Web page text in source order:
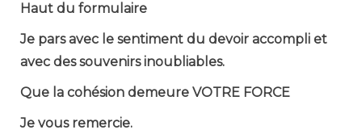
Haut du formulaire
Je pars avec le sentiment du devoir accompli et
avec des souvenirs inoubliables.
Que la cohésion demeure VOTRE FORCE
Je vous remercie.